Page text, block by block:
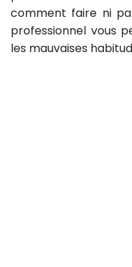
comment faire ni
professionnel vous
les mauvaises